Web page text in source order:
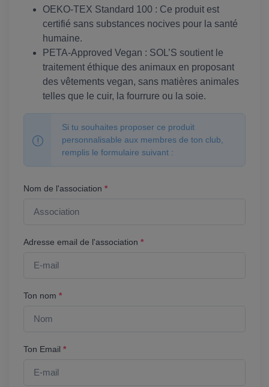
OEKO-TEX Standard 100 : Ce produit est
certifié sans substances nocives pour la santé
humaine.
PETA-Approved Vegan : SOL’S soutient le
traitement éthique des animaux en proposant
des vêtements vegan, sans matières animales
telles que le cuir, la fourrure ou la soie.
Si tu souhaites proposer ce produit
personnalisable aux membres de ton club,
remplis le formulaire suivant :
Nom de l'association *
Adresse email de l'association *
Ton nom *
Ton Email *